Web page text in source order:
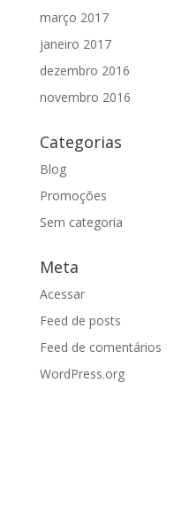
março 2017
janeiro 2017
dezembro 2016
novembro 2016
Categorias
Blog
Promoções
Sem categoria
Meta
Acessar
Feed de posts
Feed de comentários
WordPress.org